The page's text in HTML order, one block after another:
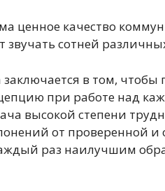
ценное качество
сотней
в том, чтобы
при работе над
высокой степени
от проверенной
раз наилучшим